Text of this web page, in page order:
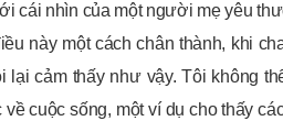
cái nhìn của một người mẹ yêu
này một cách chân thành, khi
cảm thấy như vậy. Tôi không
cuộc sống, một ví dụ cho thấy